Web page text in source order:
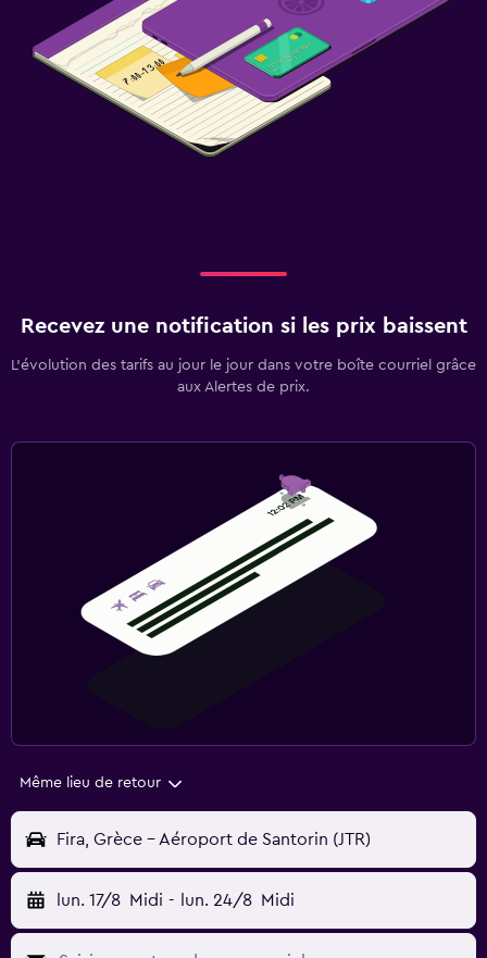
Recevez une notification si les prix baissent
L’évolution des tarifs au jour le jour dans votre boîte courriel grâce
aux Alertes de prix.
Même lieu de retour
Fira, Grèce - Aéroport de Santorin (JTR)
lun. 17/8 Midi - lun. 24/8 Midi